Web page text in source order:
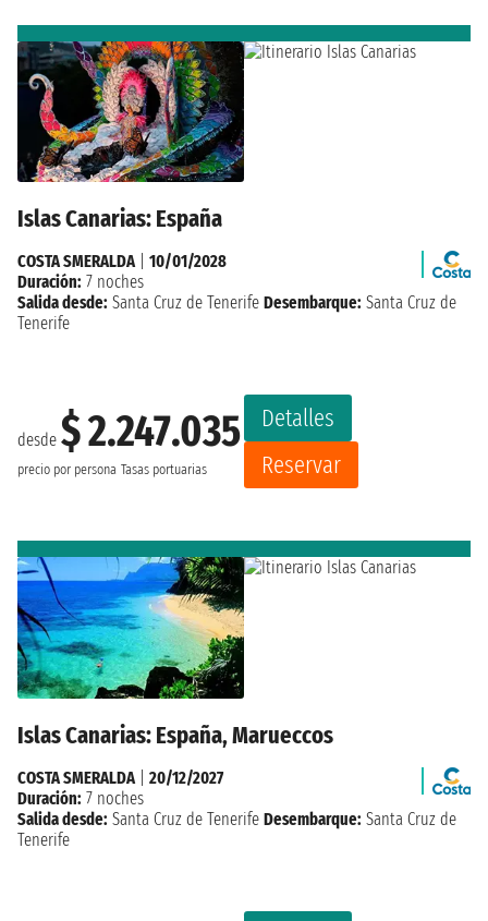
Islas Canarias: España
desde $ 2.247.035
precio por persona Tasas portuarias
Detalles
Reservar
COSTA SMERALDA| 10/01/2028
Duración: 7 noches
Salida desde: Santa Cruz de Tenerife Desembarque: Santa Cruz de
Tenerife
Islas Canarias: España, Marueccos
COSTA SMERALDA
20/12/2027
Duración: 7 noches
Salida desde: Santa Cruz de Tenerife Desembarque: Santa Cruz de
Tenerife